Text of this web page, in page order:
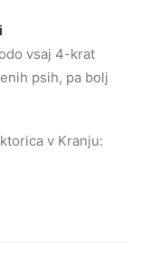
vsaj 4-krat
psih, pa bolj
v Kranju: